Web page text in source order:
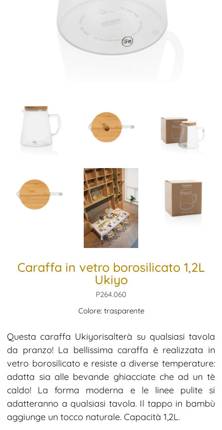
Caraffa in vetro borosilicato 1,2L
Ukiyo
P264.060
Colore: trasparente
Questa caraffa Ukiyorisalterà su qualsiasi tavola
da pranzo! La bellissima caraffa è realizzata in
vetro borosilicato e resiste a diverse temperature:
adatta sia alle bevande ghiacciate che ad un tè
caldo! La forma moderna e le linee pulite si
adatteranno a qualsiasi tavola. Il tappo in bambù
aggiunge un tocco naturale. Capacità 1,2L.